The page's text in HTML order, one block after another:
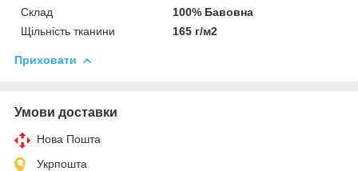
Склад
100% Бавовна
Щільність тканини
165 г/м2
Приховати
Умови доставки
Нова Пошта
Укрпошта